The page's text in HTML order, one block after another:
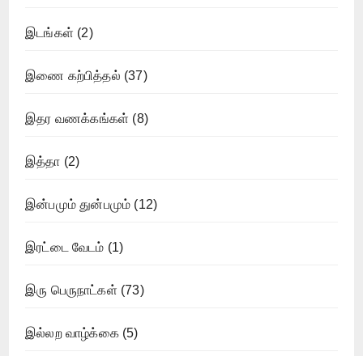
இடங்கள் (2)
இணை கற்பித்தல் (37)
இதர வணக்கங்கள் (8)
இத்தா (2)
இன்பமும் துன்பமும் (12)
இரட்டை வேடம் (1)
இரு பெருநாட்கள் (73)
இல்லற வாழ்க்கை(5)